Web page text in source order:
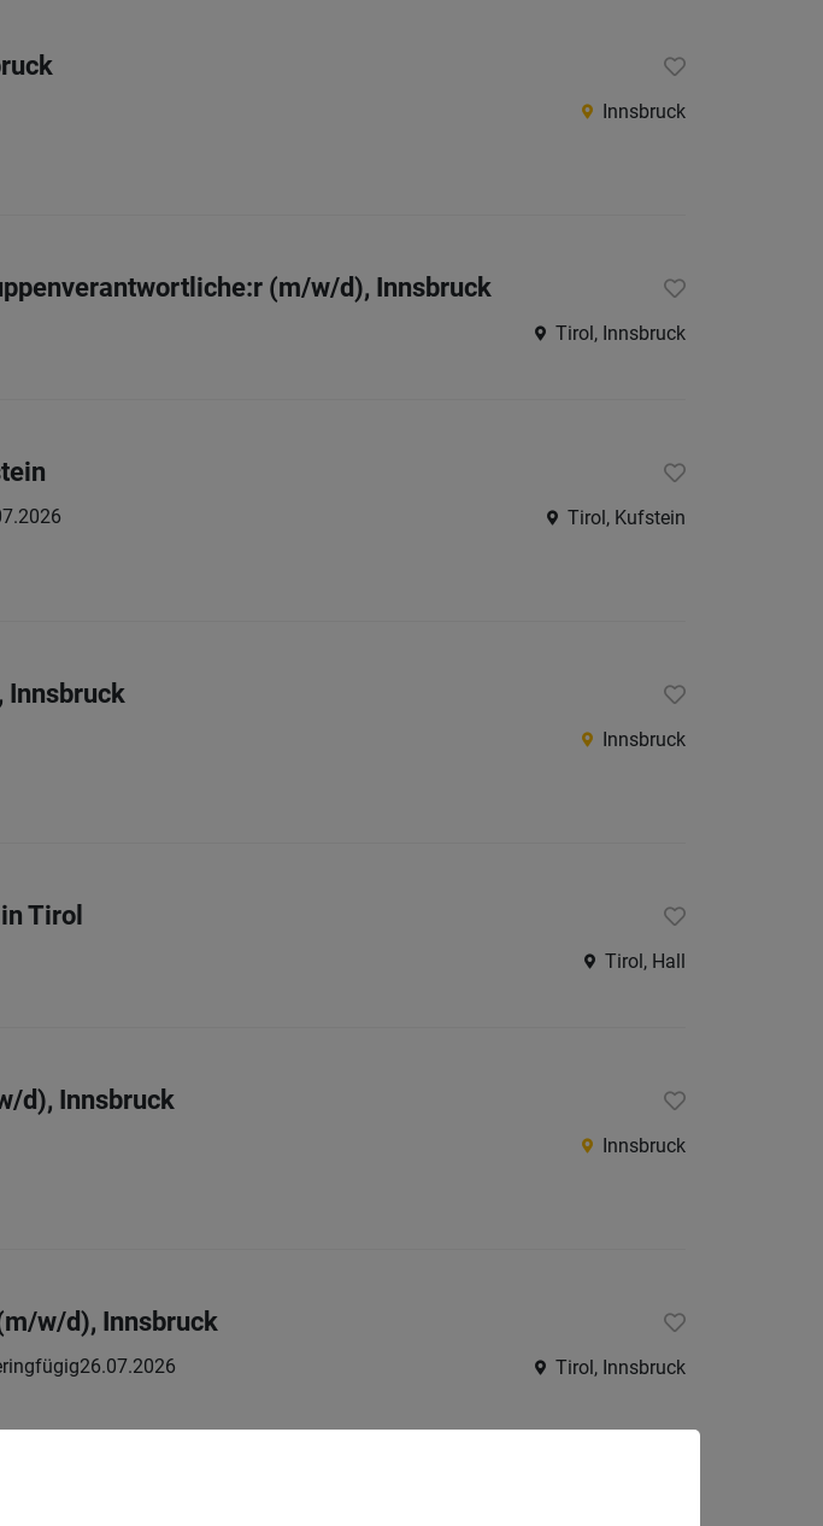
Innsbruck
(m/w/d), Innsbruck
Tirol, Innsbruck
Tirol, Kufstein
Innsbruck
Tirol
Tirol, Hall
d), Innsbruck
Innsbruck
w/d), Innsbruck
26.07.2026 Tirol, Innsbruck
Als Jobfinder